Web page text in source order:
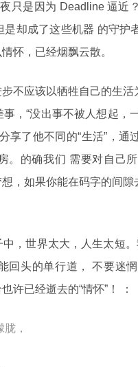
只是因为 Deadline 逼近
却成了这些机器 的守护
怀，已经烟飘云散。
不应该以牺牲自己的生
，“没出事不被人想起，
享了他不同的“生活”，
。的确我们 需要对自己
，如果你能在码字的间
，世界太大，人生太短
回头的单行道， 不要迷
许已经逝去的“情怀”！ ：
胧，